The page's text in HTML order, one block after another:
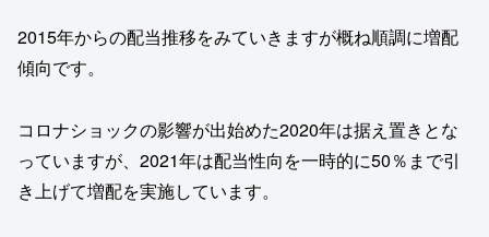
2015年からの配当推移をみていきますが概ね順調に増配
傾向です。
コロナショックの影響が出始めた2020年は据え置きとな
っていますが、2021年は配当性向を一時的に50％まで引
き上げて増配を実施しています。